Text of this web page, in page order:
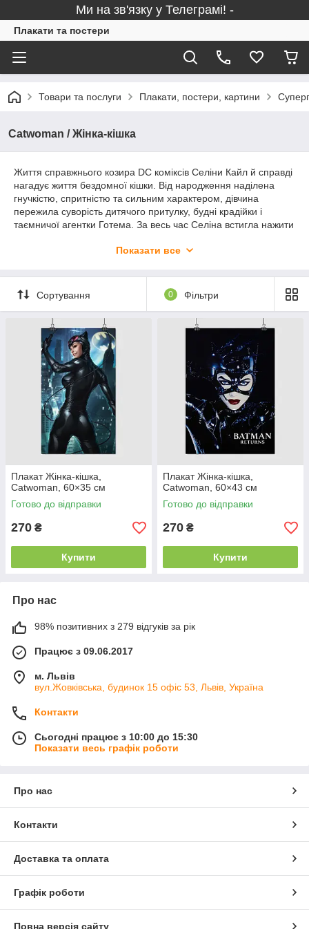
Ми на зв'язку у Телеграмі! -
Плакати та постери
Товари та послуги Плакати, постери, картини
Catwoman / Жінка-кішка
Життя справжнього козира DC коміксів Селіни Кайл й справді
нагадує життя бездомної кішки. Від народження наділена
гнучкістю, спритністю та сильним характером, дівчина
пережила суворість дитячого притулку, будні крадійки і
таємничої агентки Готема. За весь час Селіна встигла нажити
союзників: Бетмена, Отруйного Плюща та Харлі Квінн. У
Пфайффер, Енн Гетевей, Холлі Беррі та Зої Кравіц. Якщо не
готові заводити справжню кішечку, маєте можливість
обдумати купівлю наших тематичних постерів.
Показати все
Сортування 0 Фільтри
Плакат Жінка-кішка,
Catwoman, 60×35 см
Готово до відправки
270 ₴
Купити
Плакат Жінка-кішка,
Catwoman, 60×43 см
Готово до відправки
270 ₴
Купити
Про нас
98% позитивних з 279 відгуків за рік
Працює з 09.06.2017
м. Львів
вул.Жовківська, будинок 15 офіс 53, Львів, Україна
Контакти
Сьогодні працює з 10:00 до 15:30
Показати весь графік роботи
Про нас
Контакти
Доставка та оплата
Графік роботи
Повна версія сайту